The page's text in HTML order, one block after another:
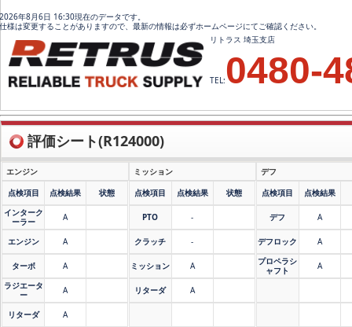
2026年8月6日 16:30現在のデータです。
仕様は変更することがありますので、最新の情報は必ずホームページにてご確認ください。
リトラス 埼玉支店
TEL: 0480-
評価シート(R124000)
エンジン
点検項目
点検結果
状態
インターク
ーラー
A
エンジン A
ターボ
A
ラジエータ
ー
A
リターダ A
ミッション
点検項目
点検結果 状態
PTO -
クラッチ -
ミッション A
リターダ A
デフ
点検項目
点検結果
デフ A
デフロック
A
プロペラシ
ャフト
A